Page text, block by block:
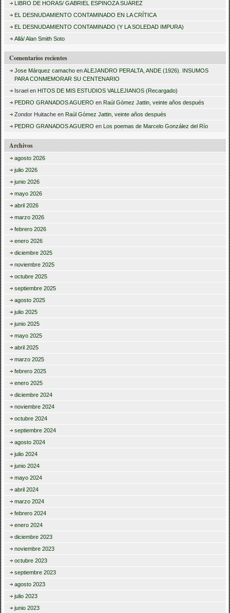
r
LIBRO DE HORAS/ GABRIEL ESPINOZA SUÁREZ
EL DESNUDAMIENTO CONTAMINADO EN LA CRÍTICA
EL DESNUDAMIENTO CONTAMINADO (Y LA SOLEDAD IMPURA)
Allá/ Alan Smith Soto
Comentarios recientes
Jose Márquez camacho enALEJANDRO PERALTA, ANDE (1926). INSUMOS
PARA CONMEMORAR SU CENTENARIO
Israel en HITOS DE MIS ESTUDIOS VALLEJIANOS (Recargado)
PEDRO GRANADOS AGUERO en Raúl Gómez Jattin, veinte años después
Zondor Huitache en Raúl Gómez Jattin, veinte años después
PEDRO GRANADOS AGUERO en Los poemas de Marcelo González del Río
Archivos
agosto 2026
julio 2026
junio 2026
mayo 2026
abril 2026
marzo 2026
febrero 2026
enero 2026
diciembre 2025
noviembre 2025
octubre 2025
septiembre 2025
agosto 2025
julio 2025
junio 2025
mayo 2025
abril 2025
marzo 2025
febrero 2025
enero 2025
diciembre 2024
noviembre 2024
octubre 2024
septiembre 2024
agosto 2024
julio 2024
junio 2024
mayo 2024
abril 2024
marzo 2024
febrero 2024
enero 2024
diciembre 2023
noviembre 2023
octubre 2023
septiembre 2023
agosto 2023
julio 2023
junio 2023